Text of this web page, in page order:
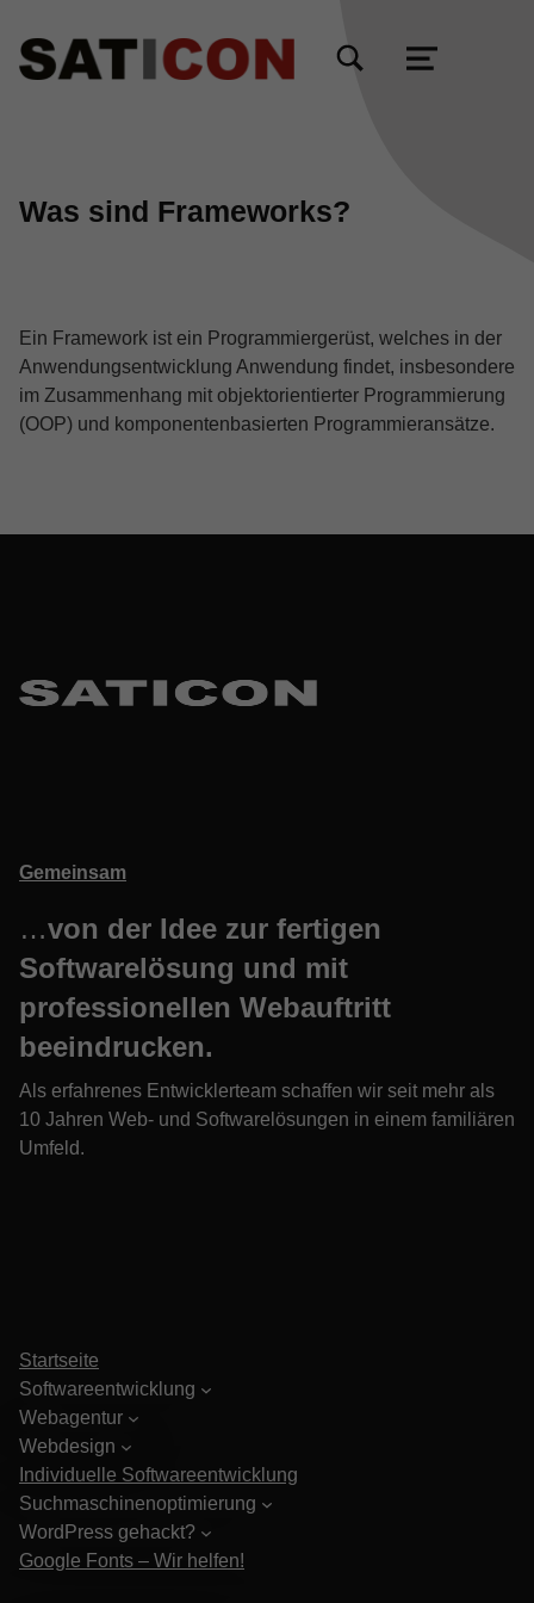
TOGGLE SEARCH FORM MODAL BOX
MENU
Was sind Frameworks?
Ein Framework ist ein Programmiergerüst, welches in der
Anwendungsentwicklung Anwendung findet, insbesondere
im Zusammenhang mit objektorientierter Programmierung
(OOP) und komponentenbasierten Programmieransätze.
Gemeinsam
…von der Idee zur fertigen
Softwarelösung und mit
professionellen Webauftritt
beeindrucken.
Als erfahrenes Entwicklerteam schaffen wir seit mehr als
10 Jahren Web- und Softwarelösungen in einem familiären
Umfeld.
Startseite
Softwareentwicklung
Webagentur
Webdesign
Individuelle Softwareentwicklung
Suchmaschinenoptimierung
WordPress gehackt?
Google Fonts – Wir helfen!